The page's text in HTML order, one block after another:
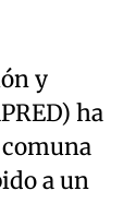
y
ha
a un